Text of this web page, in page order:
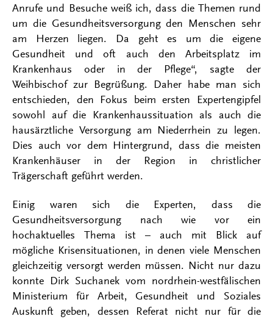
Anrufe und Besuche weiß ich, dass die Themen rund
um die Gesundheitsversorgung den Menschen sehr
am Herzen liegen. Da geht es um die eigene
Gesundheit und oft auch den Arbeitsplatz im
Krankenhaus oder in der Pflege“, sagte der
Weihbischof zur Begrüßung. Daher habe man sich
entschieden, den Fokus beim ersten Expertengipfel
sowohl auf die Krankenhaussituation als auch die
hausärztliche Versorgung am Niederrhein zu legen.
Dies auch vor dem Hintergrund, dass die meisten
Krankenhäuser in der Region in christlicher
Trägerschaft geführt werden.
Einig waren sich die Experten, dass die
Gesundheitsversorgung nach wie vor ein
hochaktuelles Thema ist – auch mit Blick auf
mögliche Krisensituationen, in denen viele Menschen
gleichzeitig versorgt werden müssen. Nicht nur dazu
konnte Dirk Suchanek vom nordrhein-westfälischen
Ministerium für Arbeit, Gesundheit und Soziales
Auskunft geben, dessen Referat nicht nur für die